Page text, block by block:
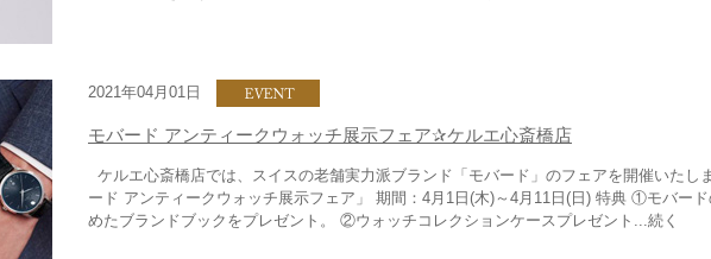
2021年04月01日
モバード アンティークウォッチ展示フェア✰ケルエ心斎橋店
ケルエ心斎橋店では、スイスの老舗実力派ブランド「モバード」のフェアを開催いた
ード アンティークウォッチ展示フェア」 期間：4月1日(木)～4月11日(日) 特典 ①モバー
めたブランドブックをプレゼント。 ②ウォッチコレクションケースプレゼント...続く